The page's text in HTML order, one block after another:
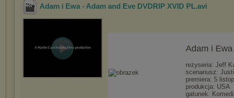
Adam i Ewa - Adam and Eve DVDRIP XVID PL.avi
Adam i Ewa
reżyseria: Jeff
scenariusz:
premiera: 5
produkcja: USA
gatunek: